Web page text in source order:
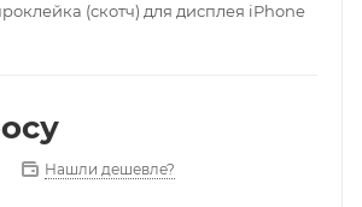
(скотч) для дисплея iPhone
Нашли дешевле?